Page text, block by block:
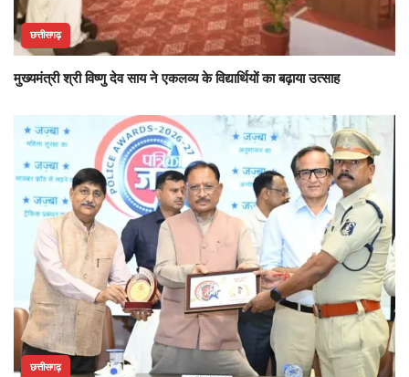
छत्तीसगढ़
मुख्यमंत्री श्री विष्णु देव साय ने एकलव्य के विद्यार्थियों का बढ़ाया उत्साह
छत्तीसगढ़